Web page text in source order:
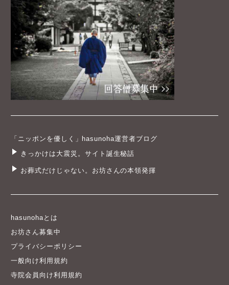
「ニッポンを優しく」hasunoha運営者ブログ
きっかけは大震災。サイト誕生秘話
お葬式だけじゃない。お坊さんの本領発揮
hasunohaとは
お坊さん募集中
プライバシーポリシー
一般向け利用規約
寺院会員向け利用規約